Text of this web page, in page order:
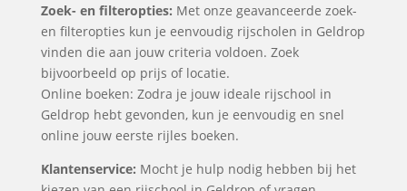
Zoek- en filteropties: Met onze geavanceerde zoek-
en filteropties kun je eenvoudig rijscholen in Geldrop
vinden die aan jouw criteria voldoen. Zoek
bijvoorbeeld op prijs of locatie.
Online boeken: Zodra je jouw ideale rijschool in
Geldrop hebt gevonden, kun je eenvoudig en snel
online jouw eerste rijles boeken.
Klantenservice: Mocht je hulp nodig hebben bij het